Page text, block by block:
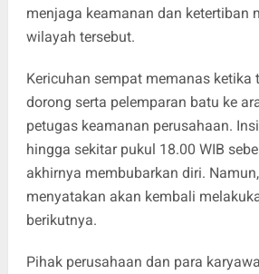
menjaga keamanan dan ketertiban
wilayah tersebut.
Kericuhan sempat memanas ketika
dorong serta pelemparan batu ke
petugas keamanan perusahaan.
hingga sekitar pukul 18.00 WIB
akhirnya membubarkan diri.
menyatakan akan kembali
berikutnya.
Pihak perusahaan dan para